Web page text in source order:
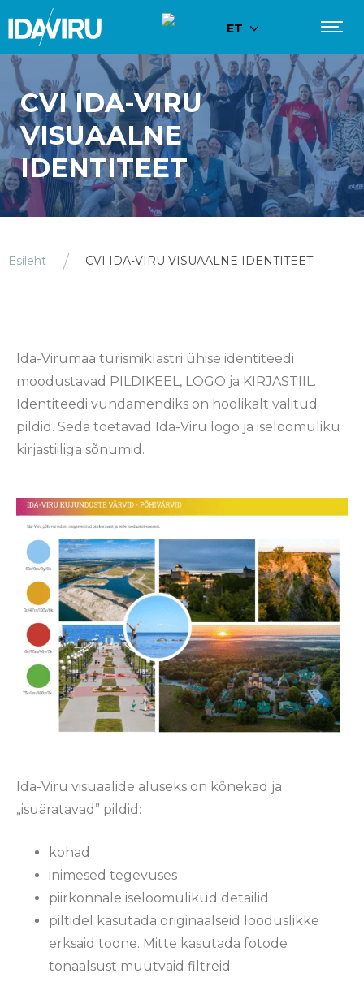
ET
CVI IDA-VIRU
VISUAALNE
IDENTITEET
Esileht CVI IDA-VIRU VISUAALNE IDENTITEET
Ida-Virumaa turismiklastri ühise identiteedi
moodustavad PILDIKEEL, LOGO ja KIRJASTIIL.
Identiteedi vundamendiks on hoolikalt valitud
pildid. Seda toetavad Ida-Viru logo ja iseloomuliku
kirjastiiliga sõnumid.
Ida-Viru visuaalide aluseks on kõnekad ja
„isuäratavad” pildid:
kohad
inimesed tegevuses
piirkonnale iseloomulikud detailid
piltidel kasutada originaalseid looduslikke
erksaid toone. Mitte kasutada fotode
tonaalsust muutvaid filtreid.